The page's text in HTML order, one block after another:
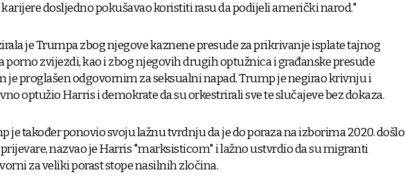
karijere dosljedno pokušavao koristiti rasu da podijeli američki narod."
je Trumpa zbog njegove kaznene presude za prikrivanje isplate tajnog
porno zvijezdi, kao i zbog njegovih drugih optužnica i građanske presude
je proglašen odgovornim za seksualni napad. Trump je negirao krivnju i
optužio Harris i demokrate da su orkestrirali sve te slučajeve bez dokaza.
je također ponovio svoju lažnu tvrdnju da je do poraza na izborima 2020. došlo
nazvao je Harris "marksisticom" i lažno ustvrdio da su migranti
za veliki porast stope nasilnih zločina.